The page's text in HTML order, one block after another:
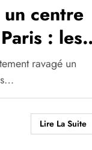
centre
: les
ravagé un
Lire La Suite